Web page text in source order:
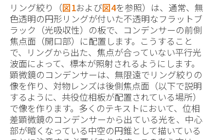
リング絞り（図1および図4を参照）は、通常、無
色透明の円形リングが付いた不透明なフラットブ
ラック（光吸収性）の板で、コンデンサーの前側
焦点面（開口部）に配置します。こうすること
で、リングから出た、焦点が合っていない平行光
波面によって、標本が照射されるようにします。
顕微鏡のコンデンサーは、無限遠でリング絞りの
像を作り、対物レンズは後側焦点面（以下で説明
するように、共役位相板が配置されている場所）
で像を作ります。多くのテキストにおいて、位相
差顕微鏡のコンデンサーから出ている光を、中心
部が暗くなっている中空の円錐として描いている